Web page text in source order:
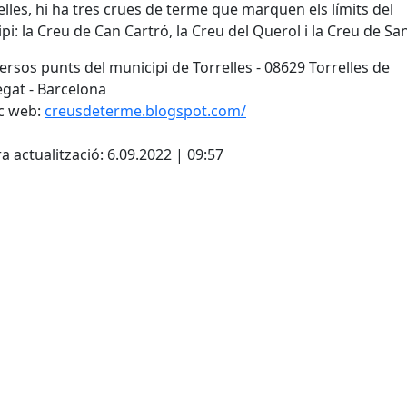
hi ha tres crues de terme que marquen els límits del
la Creu de Can Cartró, la Creu del Querol i la Creu de
punts del municipi de Torrelles - 08629 Torrelles de
- Barcelona
web: creusdeterme.blogspot.com/
actualització: 6.09.2022 | 09:57